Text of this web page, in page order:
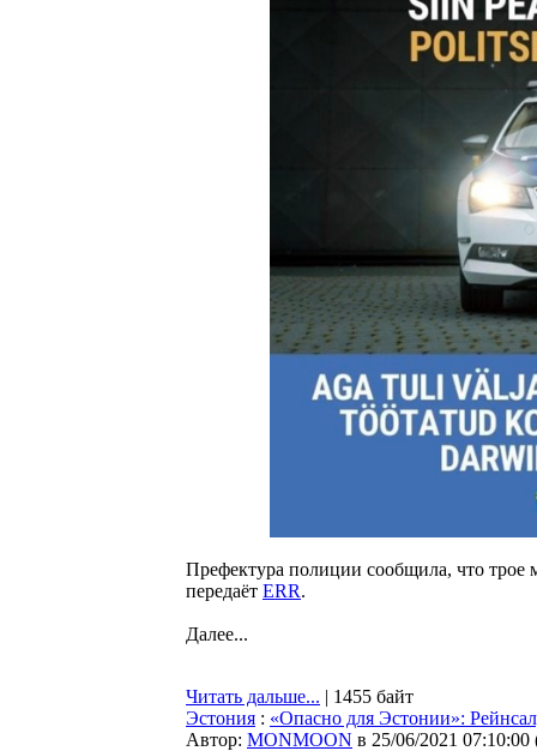
Префектура полиции сообщила, что трое
передаёт ERR.
Далее...
Читать дальше... | 1455 байт
Эстония : «Опасно для Эстонии»:
Автор: MONMOON в 25/06/2021 07:10:00